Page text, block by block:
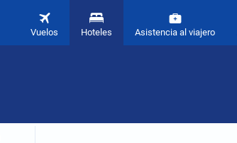
Vuelos Hoteles Asistencia al viajero